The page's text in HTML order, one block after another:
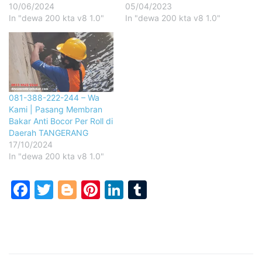
10/06/2024
In "dewa 200 kta v8 1.0"
05/04/2023
In "dewa 200 kta v8 1.0"
081-388-222-244 – Wa
Kami | Pasang Membran
Bakar Anti Bocor Per Roll di
Daerah TANGERANG
17/10/2024
In "dewa 200 kta v8 1.0"
Facebook
Twitter
Blogger
Pinterest
LinkedIn